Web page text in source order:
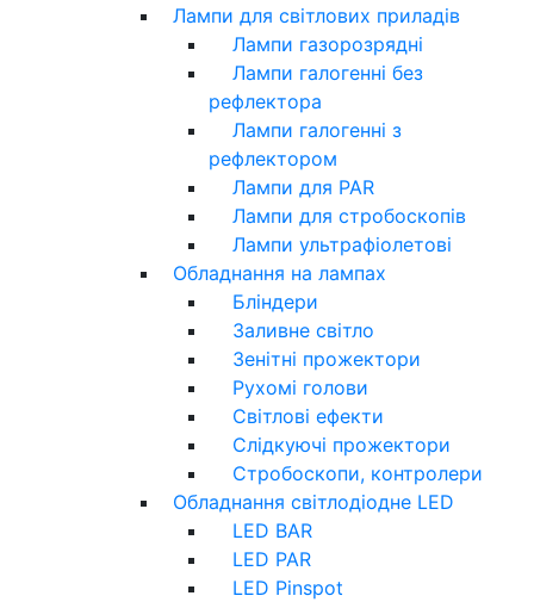
Лампи для світлових приладів
Лампи газорозрядні
Лампи галогенні без
рефлектора
Лампи галогенні з
рефлектором
Лампи для PAR
Лампи для стробоскопів
Лампи ультрафіолетові
Обладнання на лампах
Бліндери
Заливне світло
Зенітні прожектори
Рухомі голови
Світлові ефекти
Слідкуючі прожектори
Стробоскопи, контролери
Обладнання світлодіодне LED
LED BAR
LED PAR
LED Pinspot